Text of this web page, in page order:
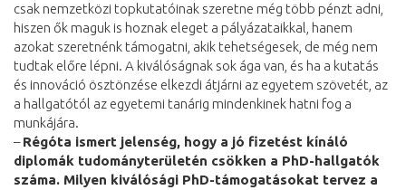
csak nemzetközi topkutatóinak szeretne még több pénzt adni,
hiszen ők maguk is hoznak eleget a pályázataikkal, hanem
azokat szeretnénk támogatni, akik tehetségesek, de még nem
tudtak előre lépni. A kiválóságnak sok ága van, és ha a kutatás
és innováció ösztönzése elkezdi átjárni az egyetem szövetét, az
a hallgatótól az egyetemi tanárig mindenkinek hatni fog a
munkájára.
–Régóta ismert jelenség, hogy a jó fizetést kínáló
diplomák tudományterületén csökken a PhD-hallgatók
száma. Milyen kiválósági PhD-támogatásokat tervez a